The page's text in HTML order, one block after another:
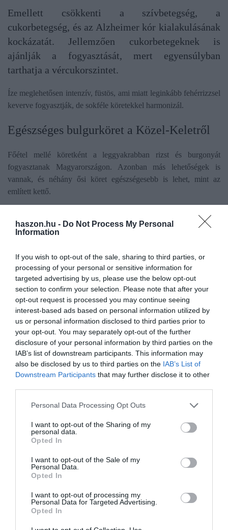
haszon.hu - Do Not Process My Personal
Information
If you wish to opt-out of the sale, sharing to third parties, or
processing of your personal or sensitive information for
targeted advertising by us, please use the below opt-out
section to confirm your selection. Please note that after your
opt-out request is processed you may continue seeing
interest-based ads based on personal information utilized by
us or personal information disclosed to third parties prior to
your opt-out. You may separately opt-out of the further
disclosure of your personal information by third parties on the
IAB’s list of downstream participants. This information may
also be disclosed by us to third parties on the IAB’s List of
Downstream Participants that may further disclose it to other
Please note that this website/app uses one or more Google
not limited to your visit or usage behaviour. You may click to
grant or deny consent to Google and its third-party tags to
use your data for below specified purposes in below Google
consent section.
Personal Data Processing Opt Outs
I want to opt-out of the Sharing of my
personal data.
Opted In
I want to opt-out of the Sale of my
Personal Data.
Opted In
I want to opt-out of processing my
Personal Data for Targeted Advertising.
Opted In
Emellett csökkenti a szívbetegség, a
cukorbetegség, és az Alzheimer kór kialakulásának
kockázatát. Jellemzően cukorbetegeknek is
ajánlják a fogyasztását, mert egyensúlyban
tarthatja a vércukorszintet.
Íze meglehetősen intenzív, füstös, ami miatt leginkább fehérrizzsel
keverve fogyasztják, de sokféle köretekkel harmonizál.
Egészséges bulgurköret a Közel-Keletről
Főétel mellé köretként a leggyakrabban rizst és burgonyát
fogyasztanak Magyarországon. Azonban más lehetőségek is
vannak, és néhány ősi köret egészségesebb is lehet, mint az
említett kettő.
A bulgur - tulajdonképpen tört búza - a közel-keleti konyha
kedvelt körete . Az éretlen vagy a meghántolt érett búzaszemeket
gazdag, hiszen egy csésze bulgur a szevezet napi
rostszükségletének 25 százalékát fedezheti.
A nagyobb, rizsszem nagyságú fél-egész búzaszemekből álló
bulgurt köretként fogyasztják, az apróra tört, búzadarához
hasonlító pedig saláták, főtt ételek és fasírtok alapanyaga.
A bulgur is gazdag vitaminokban, különösen a B-
csoportba tartozókban, akárcsak a vadrizs. Ezek
is tartalmaz. A vas segít a vérszegénység
kezelésében, a magnézium pedig kedvező hatással
van a vérnyomásra. Emellett a fogyasztása
megelőz számos keringési betegséget, csökkenti a
gyulladást és szabályozza a koleszterinszintet.
segíthet fogyási célok elérésében. Azonban glutént
tartalmaz, hiszen búzából készül.